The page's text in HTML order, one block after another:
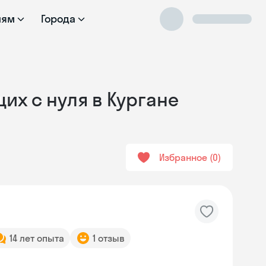
Города
с нуля в Кургане
Избранное 0
14 лет опыта 1 отзыв